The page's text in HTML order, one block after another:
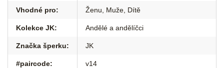
Vhodné pro: Ženu Muže Dítě
Kolekce JK: Andělé a andělíčci
Značka šperku: JK
#paircode: v14